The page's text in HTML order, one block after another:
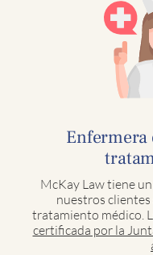
Enfermera
McKay Law tiene
nuestros clientes
tratamiento médico.
certificada por la